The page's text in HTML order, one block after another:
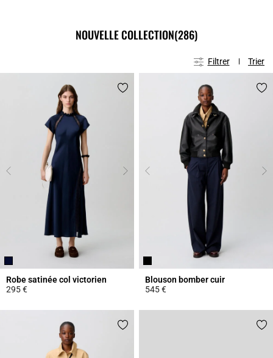
NOUVELLE COLLECTION(286)
Filtrer Trier
Robe satinée col victorien
295 €
Blouson bomber cuir
545 €